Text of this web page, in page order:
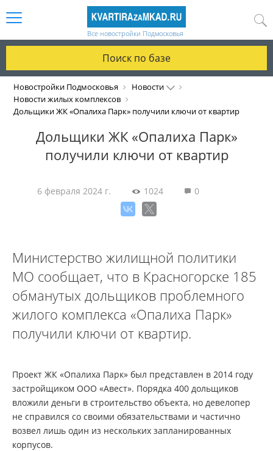
Все новостройки Подмосковья
Поиск по базе
Новостройки Подмосковья
Новости
Новости жилых комплексов
Дольщики ЖК «Опалиха Парк» получили ключи от квартир
Дольщики ЖК «Опалиха Парк»
получили ключи от квартир
6 февраля 2024 г. 1024 0
Министерство жилищной политики
МО сообщает, что в Красногорске 185
обманутых дольщиков проблемного
жилого комплекса «Опалиха Парк»
получили ключи от квартир.
Проект ЖК «Опалиха Парк» был представлен в 2014 году
застройщиком ООО «Авест». Порядка 400 дольщиков
вложили деньги в строительство объекта, но девелопер
не справился со своими обязательствами и частично
возвел лишь один из нескольких запланированных
корпусов.